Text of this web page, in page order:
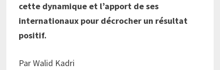
cette dynamique et l’apport de ses
internationaux pour décrocher un résultat
positif.
Par Walid Kadri